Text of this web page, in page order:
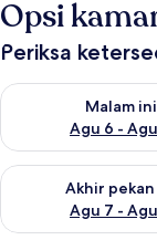
Opsi
Periksa
Malam ini
Agu 6 -
Periksa
Akhir
Agu 7 -
Periksa